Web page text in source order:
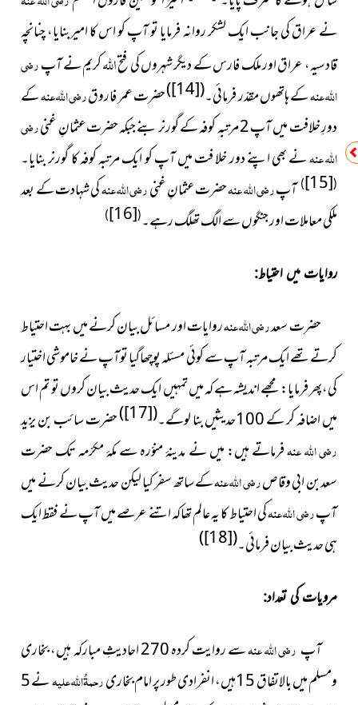
نے عراق کی جانب ایک لشکر روانہ فرمایا تو آپ کو اس کا امیربنایا، چنانچہ
قادسیہ، عراق اور ملک فارس کے دیگر شہروں کی فتحاللہکریم نے آپرضی
اللہ عنہکے ہاتھوں مقدّر فرمائی۔(
[14]
)حضرت عمر فاروقرضی اللہ عنہکے
دورِ خلافت میں آپ 2 مرتبہ کوفہ کے گورنر بنے جبکہ حضرت عثمانِ غنی
رضی
اللہ عنہنے بھی اپنے دور خلا فت میں آپ کو ایک مرتبہ کوفہ کا گورنر بنایا۔
(
[15]
)آپرضی اللہ عنہحضرت عثمانِ غنیرضی اللہ عنہکی شہادت کے بعد
ملکی معاملات اور جنگوں سے الگ تھلگ رہے۔(
[16]
)
روایات میں احتیاط:
حضرت سعدرضی اللہ عنہروایات اور مسائل بیان کرنے میں بہت احتیاط
کرتے تھے ایک مرتبہ آپ سے کوئی مسئلہ پوچھاگیا توآپ نے خاموشی اختیار
کی،پھر فرمایا: مجھے اندیشہ ہے کہ میں تمہیں ایک حدیث بیان کروں تو تم اس
میں اضافہ کر کے 100حدیثیں بنا لوگے۔
(
[17]
)حضرت سائب بن یزید
رضی اللہ عنہفرماتے ہیں: میں نے مدینۂ منوّرہ سے مکۂ مکرّمہ تک حضرت
سعدبن ابی وقاصرضی اللہ عنہکے ساتھ سفر کیا لیکن حدیث بیان کرنے میں
آپرضی اللہ عنہکی احتیاط کا یہ عالم تھاکہ اتنے عرصے میں آپ نے فقط ایک
ہی حدیث بیان فرمائی۔(
[18]
)
مرویات کی تعداد:
آپ رضی اللہ عنہسے روایت کردہ270 احادیثِ
مبارکہ ہیں، بخاری
ومسلم میں بالاتفاق 15ہیں، انفرادی طور پر امام بخاری
رحمۃُاللہ علیہ
نے 5